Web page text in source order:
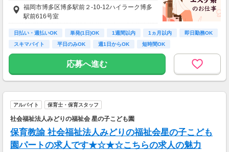
福岡市博多区博多駅前２-10-12ハイラーク博多
駅前616号室
日払い・週払いOK 単発(1日)OK 1週間以内 1ヵ月以内
即日勤務OK
スキマバイト
平日のみOK 週1日からOK 短時間OK
応募へ進む
アルバイト 保育士・保育スタッフ
社会福祉法人みどりの福祉会 星の子こども園
保育教諭 社会福祉法人みどりの福祉会星の子こども
園パートの求人です★☆★☆こちらの求人の魅力